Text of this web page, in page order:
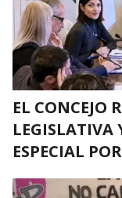
EL CONCEJO
LEGISLATIVA
ESPECIAL